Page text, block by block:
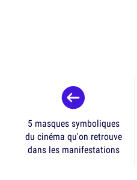
5 masques symboliques
du cinéma qu'on retrouve
dans les manifestations